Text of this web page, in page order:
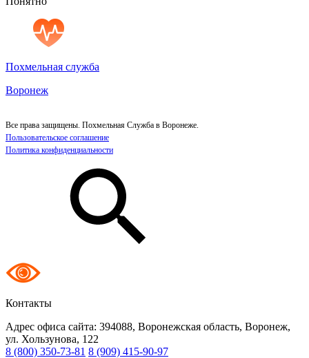
Похмельная служба
Воронеж
Все права защищены. Похмельная Служба в Воронеже.
Пользовательское соглашение
Политика конфиденциальности
Контакты
Адрес офиса сайта: 394088, Воронежская область, Воронеж,
ул. Хользунова, 122
8 (800) 350-73-81 8 (909) 415-90-97